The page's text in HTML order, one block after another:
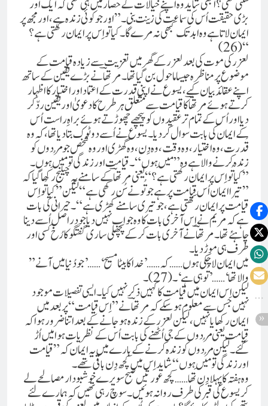
سکتی تھی؟ابھی شاید وہ اپنے خیالات کے حصار میں ہی تھی کہ ایک اور
بڑی حقیقت اُس کی سماعت کی زینت بنی۔”اور جو کوئی زندہ ہے، اور مجھ پر
ایمان لاتا ہے وہ ابد تک کبھی نہ مرے گا۔کیا تُو اِس پر ایمان رکھتی ہے؟
(26)“
لعزر کی موت کی بعد لعزر کے گھر میں تعزیت سے زیادہ قیامت کے
موضوع پر مناظرہ جیسا ماحول بن گیا تھا۔ مرتھاؔ نے بڑے یقین کے ساتھ
اپنے عقائد بیان کیے،یسوع نے اپنی قدرت کے اعتماد اور اختیار کا اظہار
کرتے ہوئے مرتھاؔ کا قیامت سے متعلق ہر طرح کا دعویٰ اور یقین ردّ کر
دیا اور اُس کے تمام تر عقیدوں کو پیچھے چھوڑتے ہوئے براہِ راست اُس
کے ایمان کی بابت سوال کر دیا۔ یسوع نے اُسے دو ٹوک بتا دیا تھا، کہ وہ
قُدرت، وہ اختیار، وہ وقت، وہ دِن، وہ گھڑی اور وہ شخص جو مُردوں کو
زندہ کرنے والاہے وہ ”مَیں ہوں“۔ قیامت اور زندگی تو مَیں ہوں۔
”کیا تُو اِس پر ایمان رکھتی ہے؟“یعنی مرتھاؔ کے سامنے یہ چیلنج رکھا گیا کہ
”تیرا ایمان اُس قیامت پر ہے جو تُو نے سُن رکھی ہے“لیکن ”کیا تُو اِس
قیامت پر ایمان رکھتی ہے، جو تیری سامنے کھڑی ہے“۔ حیرانی کی بات
ہے کہ مریم نے اِس آخری بات کا وہ جواب نہیں دیا جو دراصل اُسے دینا
چاہئے تھا۔ مرتھاؔ نے آخری بات کر کے پچھلی ساری گفتگو کا رُخ کسی اور
طرف ہی موڑ دیا۔
”میں ایمان لا چکی ہوں ……کہ ……’خدا کا بیٹا مسیح‘ ……’جو دُنیا میں آنے
والا تھا‘ …… ’تُو ہی ہے‘۔(27)۔
لیکن اِس ایمان میں قیامت کا کہیں ذکر نہیں کیا۔ ایسی تفصیلات موجود
نہیں جس سے معلوم ہو سکے کہ مرتھاؔ نے ”اِس قیامت“ پر بعد میں
ایمان رکھا یا نہیں، لیکن لعزر کے زندہ ہو جانے کے بعد اتنا ضرور ہوا کہ
قیامت یعنی مُردوں کے جی اُٹھنے کی بابت اُس کے نظریات ہوا میں اُڑ
گئے۔لیکن مُردوں کو زندہ کرنے کے بارے میں یہ ایمان کہ ”قیامت
اور زندگی تو مَیں ہوں“شاید اِس میں کچھ دِن باقی تھے۔
وہ ہفتہ کا پہلا دِن تھا……کچھ عورتیں صبح سویرے خوشبودار مصالحے لے
کر یسوع کی قبر کی طرف روانہ ہوئیں۔ سوچ رہی تھیں کہ ہمارے لئے